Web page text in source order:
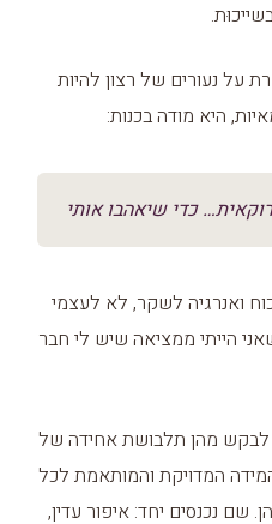
על נעורים של רצון להיות
היא מודה בכנות:
כדי שיאהבו אותי
ואנרגיה לשקר, לא לעצמי
הייתי ממציאה שיש לי חבר
מהן תלבושת אחידה של
המדויקת והמותאמת לכל
שם נכנסים יחד: איפור עדין,